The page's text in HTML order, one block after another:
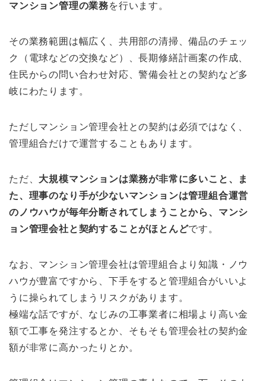
マンション管理の業務を行います。
その業務範囲は幅広く、共用部の清掃、備品のチェッ
ク（電球などの交換など）、長期修繕計画案の作成、
住民からの問い合わせ対応、警備会社との契約など多
岐にわたります。
ただしマンション管理会社との契約は必須ではなく、
管理組合だけで運営することもあります。
ただ、 大規模マンションは業務が非常に多いこと、ま
た、理事のなり手が少ないマンションは管理組合運営
のノウハウが毎年分断されてしまうことから、マンシ
ョン管理会社と契約することがほとんどです。
なお、マンション管理会社は管理組合より知識・ノウ
ハウが豊富ですから、下手をすると管理組合がいいよ
うに操られてしまうリスクがあります。
極端な話ですが、なじみの工事業者に相場より高い金
額で工事を発注するとか、そもそも管理会社の契約金
額が非常に高かったりとか。